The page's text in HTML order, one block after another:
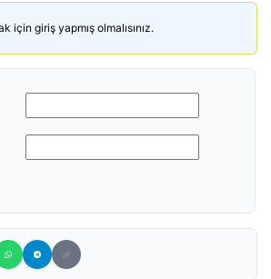
için giriş yapmış olmalısınız.